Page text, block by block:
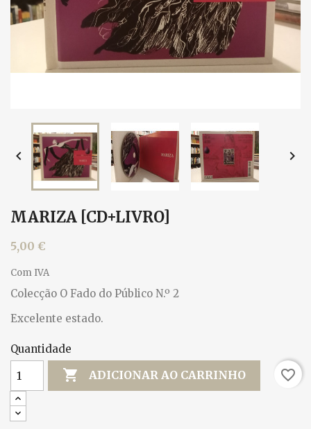
 
MARIZA [CD+LIVRO]
5,00 €
Com IVA
Colecção O Fado do Público N.º 2
Excelente estado.
Quantidade
 ADICIONAR AO CARRINHO favorite_border